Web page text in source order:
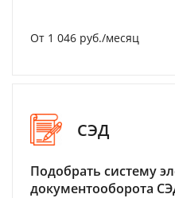
От 1 046 руб./месяц
СЭД
Подобрать систему
документооборота